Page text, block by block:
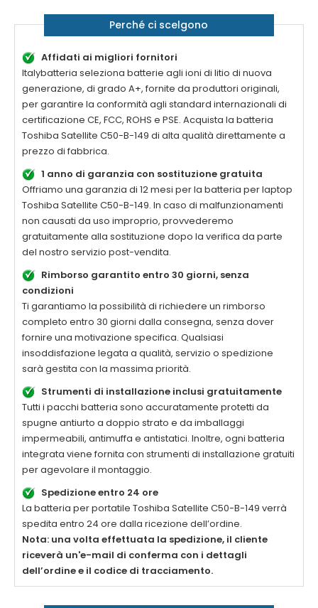
Perché ci scelgono
Affidati ai migliori fornitori
Italybatteria seleziona batterie agli ioni di litio di nuova
generazione, di grado A+, fornite da produttori originali,
per garantire la conformità agli standard internazionali di
certificazione CE, FCC, ROHS e PSE. Acquista la batteria
Toshiba Satellite C50-B-149 di alta qualità direttamente a
prezzo di fabbrica.
1 anno di garanzia con sostituzione gratuita
Offriamo una garanzia di 12 mesi per la batteria per laptop
Toshiba Satellite C50-B-149. In caso di malfunzionamenti
non causati da uso improprio, provvederemo
gratuitamente alla sostituzione dopo la verifica da parte
del nostro servizio post-vendita.
Rimborso garantito entro 30 giorni, senza
condizioni
Ti garantiamo la possibilità di richiedere un rimborso
completo entro 30 giorni dalla consegna, senza dover
fornire una motivazione specifica. Qualsiasi
insoddisfazione legata a qualità, servizio o spedizione
sarà gestita con la massima priorità.
Strumenti di installazione inclusi gratuitamente
Tutti i pacchi batteria sono accuratamente protetti da
spugne antiurto a doppio strato e da imballaggi
impermeabili, antimuffa e antistatici. Inoltre, ogni batteria
integrata viene fornita con strumenti di installazione gratuiti
per agevolare il montaggio.
Spedizione entro 24 ore
La batteria per portatile Toshiba Satellite C50-B-149 verrà
spedita entro 24 ore dalla ricezione dell’ordine.
Nota: una volta effettuata la spedizione, il cliente
riceverà un'e-mail di conferma con i dettagli
dell’ordine e il codice di tracciamento.